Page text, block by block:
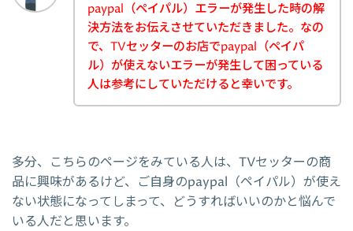
paypal（ペイパル）エラーが発生した時の解
決方法をお伝えさせていただきました。なの
で、TVセッターのお店でpaypal（ペイパ
ル）が使えないエラーが発生して困っている
人は参考にしていただけると幸いです。
多分、こちらのページをみている人は、TVセッターの商
品に興味があるけど、ご自身のpaypal（ペイパル）が使え
ない状態になってしまって、どうすればいいのかと悩んで
いる人だと思います。